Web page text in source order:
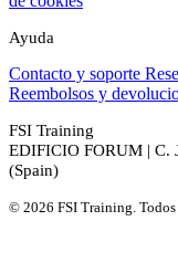
Ayuda
Contacto y soporte
Reembolsos y
FSI Training
EDIFICIO FORUM | C.
(Spain)
© 2026 FSI Training. Todos